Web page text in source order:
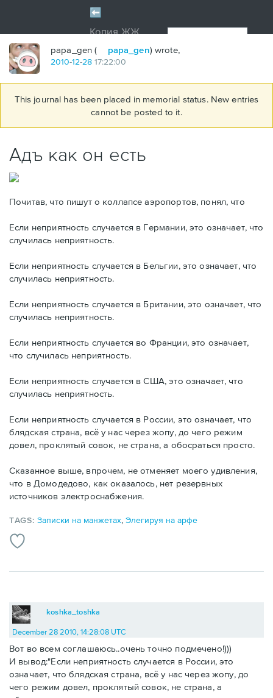
papa_gen ( papa_gen) wrote,
2010-12-28 17:22:00
This journal has been placed in memorial status. New entries
cannot be posted to it.
Адъ как он есть
Почитав, что пишут о коллапсе аэропортов, понял, что
Если неприятность случается в Германии, это означает, что
случилась неприятность.
Если неприятность случается в Бельгии, это означает, что
случилась неприятность.
Если неприятность случается в Британии, это означает, что
случилась неприятность.
Если неприятность случается во Франции, это означает,
что случилась неприятность.
Если неприятность случается в США, это означает, что
случилась неприятность.
Если неприятность случается в России, это означает, что
блядская страна, всё у нас через жопу, до чего режим
довел, проклятый совок, не страна, а обосраться просто.
Сказанное выше, впрочем, не отменяет моего удивления,
что в Домодедово, как оказалось, нет резервных
источников электроснабжения.
TAGS:Записки на манжетах,Элегируя на арфе
koshka_toshka
December 28 2010, 14:28:08 UTC
Вот во всем соглашаюсь..очень точно подмечено!)))
И вывод:"Если неприятность случается в России, это
означает, что блядская страна, всё у нас через жопу, до
чего режим довел, проклятый совок, не страна, а